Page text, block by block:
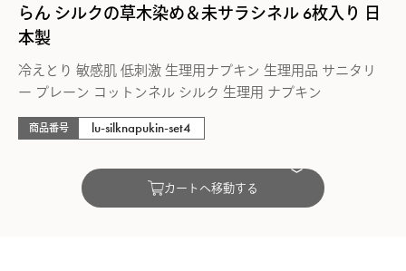
らん シルクの草木染め＆未サラシネル 6枚入り 日
本製
冷えとり 敏感肌 低刺激 生理用ナプキン 生理用品 サニタリ
ー プレーン コットンネル シルク 生理用 ナプキン
商品番号 lu-silknapukin-set4
カートへ移動する